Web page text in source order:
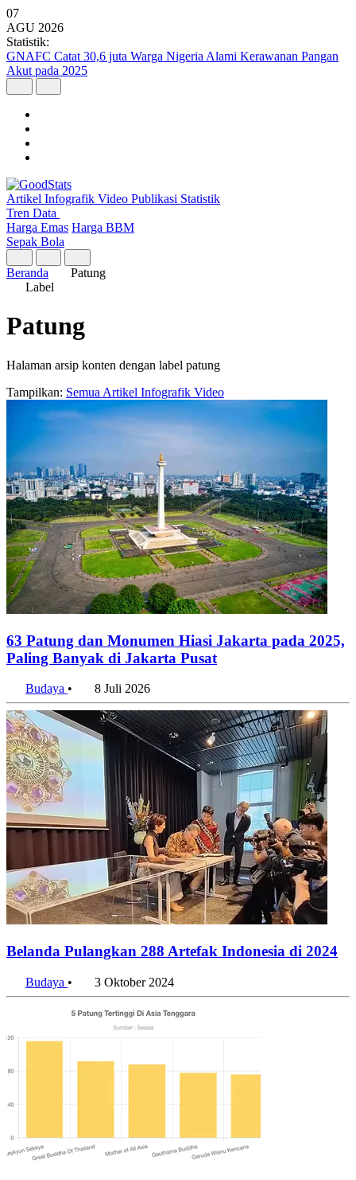
07
AGU 2026
Statistik:
GNAFC Catat 30,6 juta Warga Nigeria Alami Kerawanan Pangan
Akut pada 2025
Artikel Infografik Video Publikasi Statistik
Tren Data
Harga Emas Harga BBM
Sepak Bola
Beranda
Patung
Label
Patung
Halaman arsip konten dengan label patung
Tampilkan: Semua Artikel Infografik Video
63 Patung dan Monumen Hiasi Jakarta pada 2025,
Paling Banyak di Jakarta Pusat
Budaya • 8 Juli 2026
Belanda Pulangkan 288 Artefak Indonesia di 2024
Budaya • 3 Oktober 2024